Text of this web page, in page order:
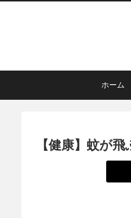
ホーム
【健康】蚊が飛